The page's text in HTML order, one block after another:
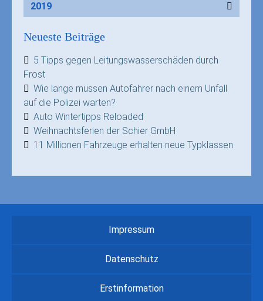
2019
Neueste Beiträge
5 Tipps gegen Leitungswasserschäden durch
Frost
Wie lange müssen Autofahrer nach einem Unfall
auf die Polizei warten?
Auto Wintertipps Reloaded
Weihnachtsferien der Schier GmbH
11 Millionen Fahrzeuge erhalten neue Typklassen
Impressum
Datenschutz
Erstinformation